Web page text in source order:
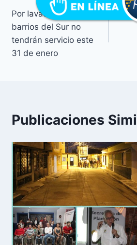
Por lavado de tanques
barrios del Sur no
tendrán servicio este
31 de enero
Publicaciones